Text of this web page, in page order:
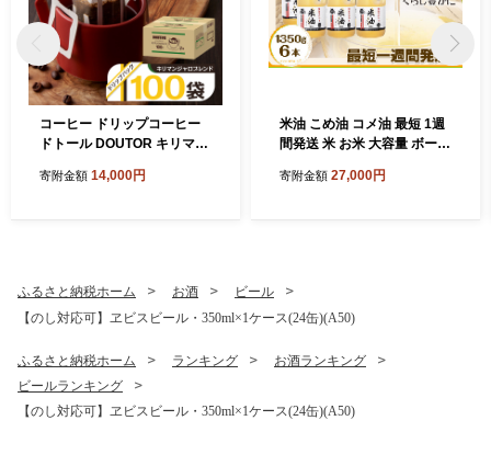
コーヒー ドリップコーヒー
ドトール DOUTOR キリマン
パック 大容量 キリマンジャ
寄附金額 14,000円
米油 こめ油 コメ油 最短 1週
間発送 米 お米 大容量 ボーソ
油 調理油 国産 米ぬか 揚げ物
寄附金額 27,000円
ふるさと納税ホーム お酒
ビール
【のし対応可】ヱビスビール・350ml×1ケース(24缶)(A50)
ふるさと納税ホーム ランキング
お酒ランキング
ビールランキング
【のし対応可】ヱビスビール・350ml×1ケース(24缶)(A50)